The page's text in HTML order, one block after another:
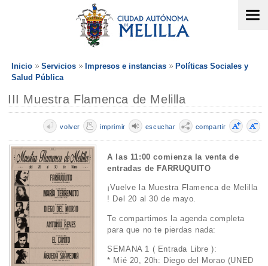
Inicio Servicios Impresos e instancias
Políticas Sociales y
Salud Pública
III Muestra Flamenca de Melilla
compartir
escuchar
imprimir
volver
A las 11:00 comienza la venta de
entradas de FARRUQUITO
¡Vuelve la Muestra Flamenca de Melilla
! Del 20 al 30 de mayo.
Te compartimos la agenda completa
para que no te pierdas nada:
SEMANA 1 ( Entrada Libre ):
* Mié 20, 20h: Diego del Morao (UNED